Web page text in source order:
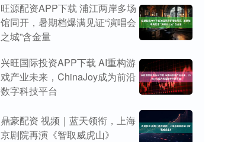
旺源配资APP下载 浦江两岸多场
馆同开，暑期档爆满见证“演唱会
之城”含金量
兴旺国际投资APP下载 AI重构游
戏产业未来，ChinaJoy成为前沿
数字科技平台
鼎豪配资 视频｜蓝天领衔，上海
京剧院再演《智取威虎山》